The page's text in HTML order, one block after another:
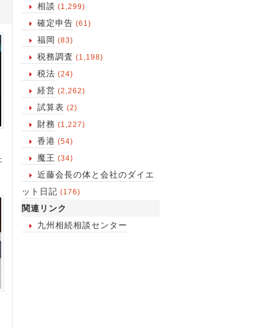
相談 (1,299)
確定申告 (61)
福岡 (83)
税務調査 (1,198)
税法 (24)
経営 (2,262)
試算表 (2)
財務 (1,227)
香港 (54)
魔王 (34)
近藤会長の体と会社のダイエ
ット日記 (176)
関連リンク
九州相続相談センター